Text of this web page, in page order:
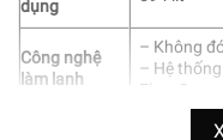
dụng
Công nghệ
làm lạnh
– Không
– Hệ
Flow System
– Ngăn